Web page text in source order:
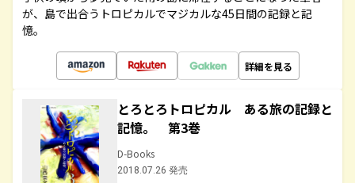
が、島で出合うトロピカルでマジカルな45日間の記録と記
憶。
詳細を見る
とろとろトロピカル ある旅の記録と
記憶。 第3巻
D-Books
2018.07.26 発売